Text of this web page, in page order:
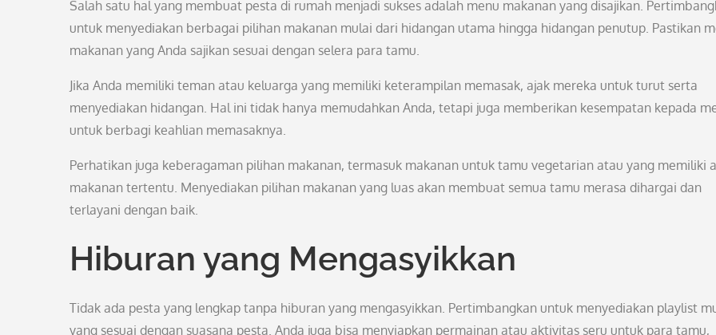
Salah satu hal yang membuat pesta di rumah menjadi sukses adalah menu makanan yang disajikan.
untuk menyediakan berbagai pilihan makanan mulai dari hidangan utama hingga hidangan penutup. Pastikan
makanan yang Anda sajikan sesuai dengan selera para tamu.
Jika Anda memiliki teman atau keluarga yang memiliki keterampilan memasak, ajak mereka untuk turut serta
menyediakan hidangan. Hal ini tidak hanya memudahkan Anda, tetapi juga memberikan kesempatan kepada
untuk berbagi keahlian memasaknya.
Perhatikan juga keberagaman pilihan makanan, termasuk makanan untuk tamu vegetarian atau yang memiliki
makanan tertentu. Menyediakan pilihan makanan yang luas akan membuat semua tamu merasa dihargai dan
terlayani dengan baik.
Hiburan yang Mengasyikkan
Tidak ada pesta yang lengkap tanpa hiburan yang mengasyikkan. Pertimbangkan untuk menyediakan playlist
yang sesuai dengan suasana pesta. Anda juga bisa menyiapkan permainan atau aktivitas seru untuk para tamu,